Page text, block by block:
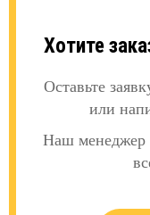
Хотите
Оставьте
или
Наш менеджер